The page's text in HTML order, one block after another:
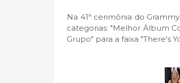
Na 41ª cerimônia do
categorias: "Melhor Álbum
Grupo" para a faixa "There's